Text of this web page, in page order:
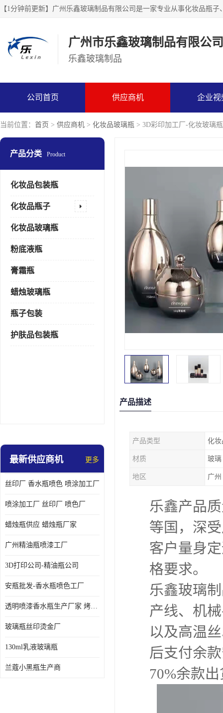
广州市乐鑫玻璃制品有限公
乐鑫玻璃制品
公司首页 供应商机 企业视
当前位置： 首页 > 供应商机 > 化妆品玻璃瓶 > 3D彩印加工厂-化妆玻璃
产品分类 Product
化妆品包装瓶
化妆品瓶子
化妆品玻璃瓶
粉底液瓶
膏霜瓶
蜡烛玻璃瓶
瓶子包装
护肤品包装瓶
最新供应商机 更多
丝印厂 香水瓶喷色 喷涂加工厂
喷涂加工厂 丝印厂 喷色厂
蜡烛瓶供应 蜡烛瓶厂家
广州精油瓶喷漆工厂
3D打印公司-精油瓶公司
安瓶批发-香水瓶喷色工厂
透明喷漆香水瓶生产厂家 烤漆抛光香水瓶厂家
玻璃瓶丝印烫金厂
130ml乳液玻璃瓶
兰蔻小黑瓶生产商
产品描述
产品类型 化妆
材质 玻璃
地区 广州
乐鑫产品
等国，深
客户量身
格要求。
乐鑫玻璃
产线、机
以及高温
后支付余
70%余款